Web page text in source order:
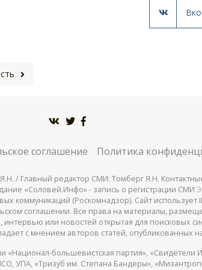
соглашение Политика
/ Главный редактор СМИ: Томберг Я.Н.
«Соловей.Инфо» - запись о регистрации СМИ
коммуникаций (Роскомнадзор). Сайт использует
соглашении. Все права на материалы,
или новостей открытая для поисковых
с мнением авторов статей, опубликованных
«Национал-большевистская партия»,
УПА, «Тризуб им. Степана Бандеры»,